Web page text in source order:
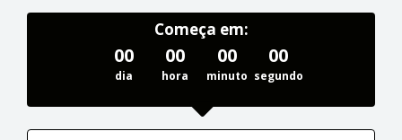
Começa em:
00
dia
00
hora
00
minuto
00
segundo